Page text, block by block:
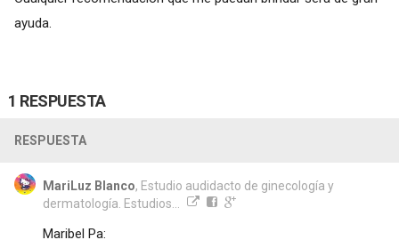
ayuda.
1 RESPUESTA
RESPUESTA
MariLuz Blanco, Estudio audidacto de ginecología y
dermatología. Estudios...
Maribel Pa: